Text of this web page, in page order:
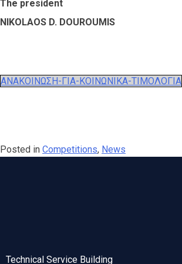
The president
NIKOLAOS D. DOUROUMIS
ΑΝΑΚΟΙΝΩΣΗ-ΓΙΑ-ΚΟΙΝΩΝΙΚΑ-ΤΙΜΟΛΟΓΙΑ
Posted in Competitions, News
Technical Service Building